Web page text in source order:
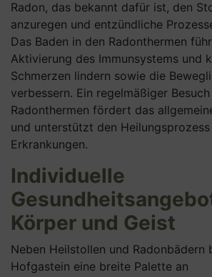
Radon, das bekannt dafür ist, den
anzuregen und entzündliche
Das Baden in den Radonthermen
Aktivierung des Immunsystems und
Schmerzen lindern sowie die
verbessern. Ein regelmäßiger
Radonthermen fördert das
und unterstützt den
Erkrankungen.
Individuelle
Körper und Geist
Neben Heilstollen und Radonbädern
Hofgastein eine breite Palette an